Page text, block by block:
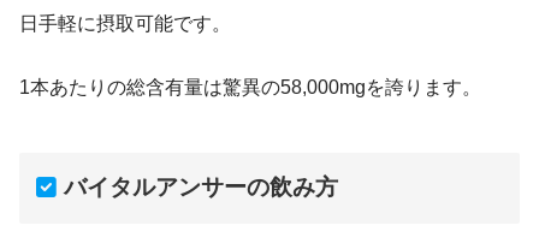
日手軽に摂取可能です。
1本あたりの総含有量は驚異の58,000mgを誇ります。
バイタルアンサーの飲み方